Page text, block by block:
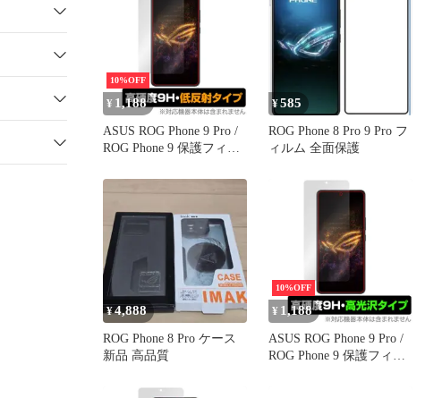
リア 軽量 薄型 耐衝撃 保
10%OFF
¥ 1,188
ASUS ROG Phone 9 Pro /
ROG Phone 9 保護フィル
イスース アールオージー
フォン 高硬度 アンチグ
レア 反射防止
¥585
ROG Phone 8 Pro 9 Pro フ
ィルム 全面保護
¥4,888
ROG Phone 8 Pro ケース
新品 高品質
10%OFF
¥ 1,188
ASUS ROG Phone 9 Pro /
ROG Phone 9 保護フィル